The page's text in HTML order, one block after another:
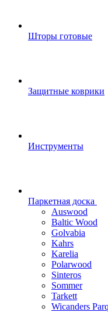
Шторы готовые
Защитные коврики
Инструменты
Паркетная доска
Auswood
Baltic Wood
Golvabia
Kahrs
Karelia
Polarwood
Sinteros
Sommer
Tarkett
Wicanders